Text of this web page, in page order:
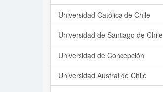
Universidad Católica de Chile
Universidad de Santiago de Chile
Universidad de Concepción
Universidad Austral de Chile